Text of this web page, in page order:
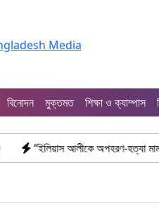
বিনোদন মুক্তমত শিক্ষা ও ক্যাম্পাস
আলীকে অপহরণ-হত্যা মামলা: সাইফুর